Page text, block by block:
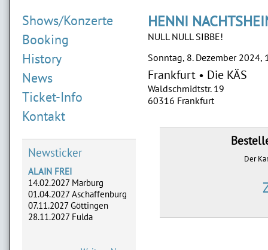
Shows/Konzerte
Booking
History
News
Ticket-Info
Kontakt
Newsticker
ALAIN FREI
14.02.2027 Marburg
01.04.2027 Aschaffenburg
07.11.2027 Göttingen
28.11.2027 Fulda
HENNI
NULL NULL SIBBE!
Sonntag, 8. Dezember 2024,
Frankfurt • Die KÄS
Waldschmidtstr. 19
60316 Frankfurt
Der